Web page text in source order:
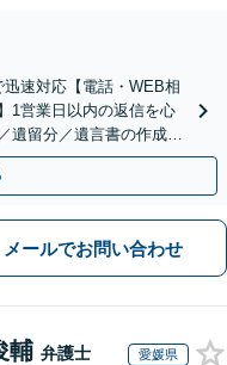
迅速対応【電話・WEB相
1営業日以内の返信を心
遺留分／遺言書の作成・
日相談あり】
メールでお問い合わせ
輔 弁護士 愛媛県